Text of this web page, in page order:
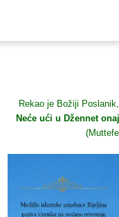
Rekao je Božiji
Neće ući u Džennet